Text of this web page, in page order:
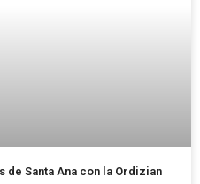
de Santa Ana con la Ordizian